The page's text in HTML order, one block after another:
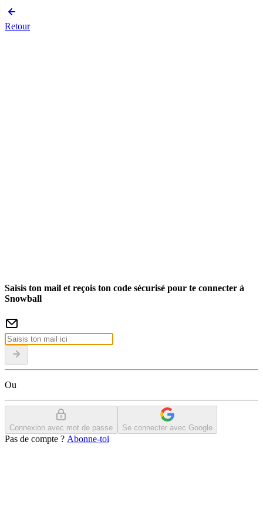
Retour
Saisis ton mail et reçois ton code sécurisé pour te connecter à
Snowball
Ou
Connexion avec mot de passe Se connecter avec Google
Pas de compte ? Abonne-toi